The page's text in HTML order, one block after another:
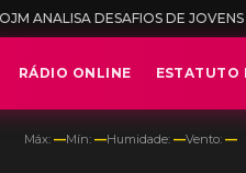
JOVENS EMPREENDEDORES
RÁDIO ONLINE ESTATUTO
Máx: —Mín: —Humidade: —Vento: —